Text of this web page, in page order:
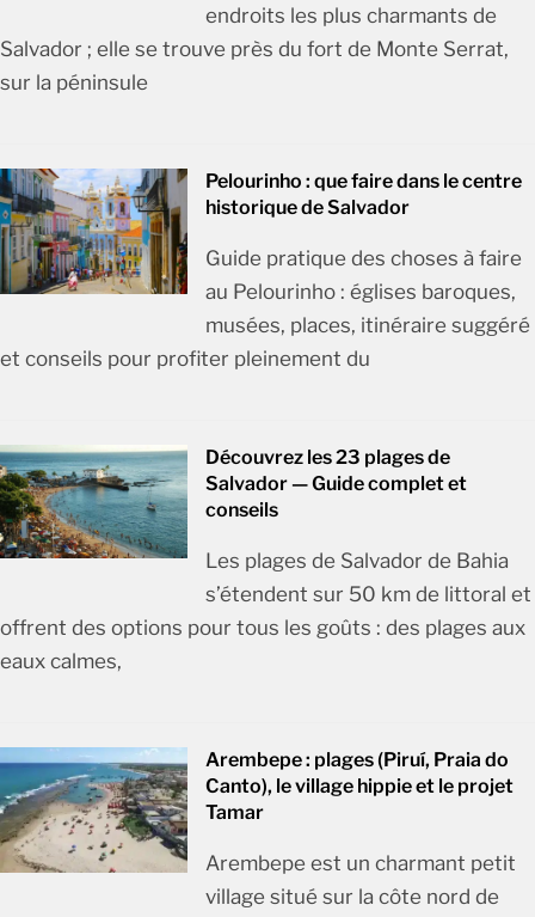
endroits les plus charmants de
Salvador ; elle se trouve près du fort de Monte Serrat,
sur la péninsule
Pelourinho : que faire dans le centre
historique de Salvador
Guide pratique des choses à faire
au Pelourinho : églises baroques,
musées, places, itinéraire suggéré
et conseils pour profiter pleinement du
Découvrez les 23 plages de
Salvador — Guide complet et
conseils
Les plages de Salvador de Bahia
s’étendent sur 50 km de littoral et
offrent des options pour tous les goûts : des plages aux
eaux calmes,
Arembepe : plages (Piruí, Praia do
Canto), le village hippie et le projet
Tamar
Arembepe est un charmant petit
village situé sur la côte nord de